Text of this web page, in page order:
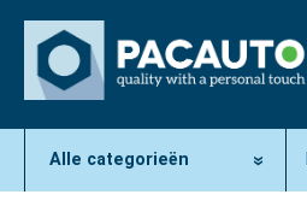
Alle categorieën